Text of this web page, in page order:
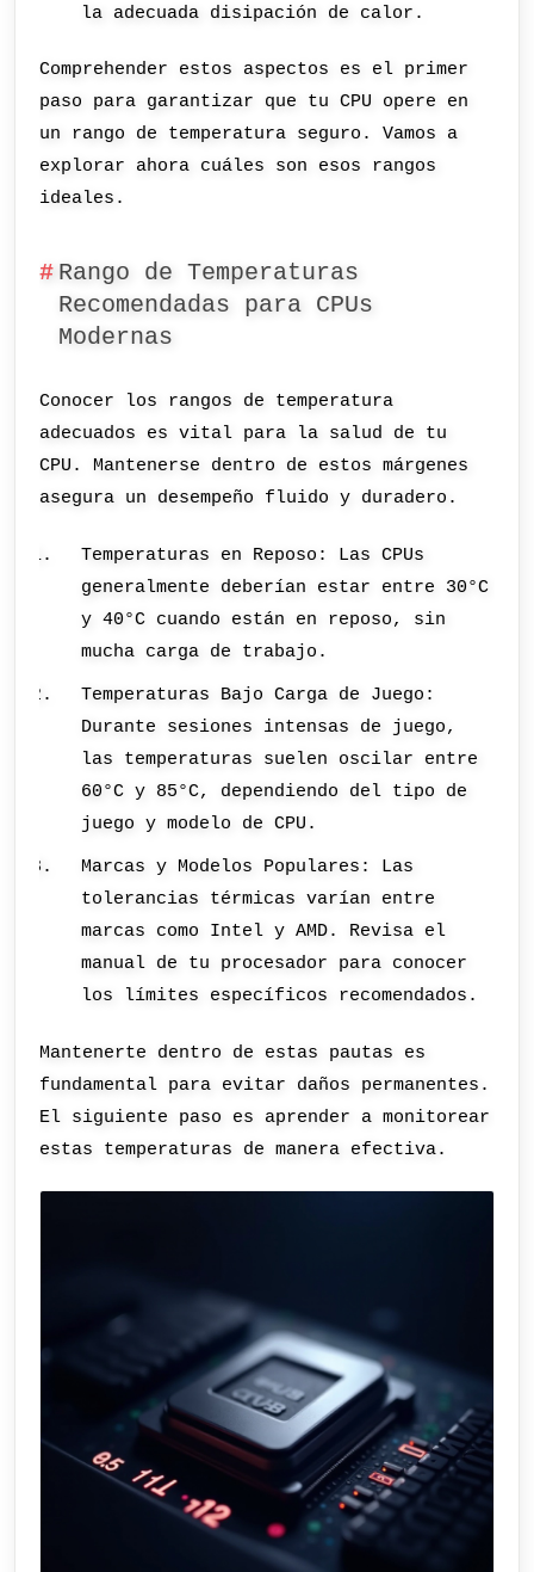
la adecuada disipación de calor.
Comprehender estos aspectos es el primer
paso para garantizar que tu CPU opere en
un rango de temperatura seguro. Vamos a
explorar ahora cuáles son esos rangos
ideales.
Rango de Temperaturas
Recomendadas para CPUs
Modernas
Conocer los rangos de temperatura
adecuados es vital para la salud de tu
CPU. Mantenerse dentro de estos márgenes
asegura un desempeño fluido y duradero.
Temperaturas en Reposo: Las CPUs
generalmente deberían estar entre 30°C
y 40°C cuando están en reposo, sin
mucha carga de trabajo.
Temperaturas Bajo Carga de Juego:
Durante sesiones intensas de juego,
las temperaturas suelen oscilar entre
60°C y 85°C, dependiendo del tipo de
juego y modelo de CPU.
Marcas y Modelos Populares: Las
tolerancias térmicas varían entre
marcas como Intel y AMD. Revisa el
manual de tu procesador para conocer
los límites específicos recomendados.
Mantenerte dentro de estas pautas es
fundamental para evitar daños permanentes.
El siguiente paso es aprender a monitorear
estas temperaturas de manera efectiva.